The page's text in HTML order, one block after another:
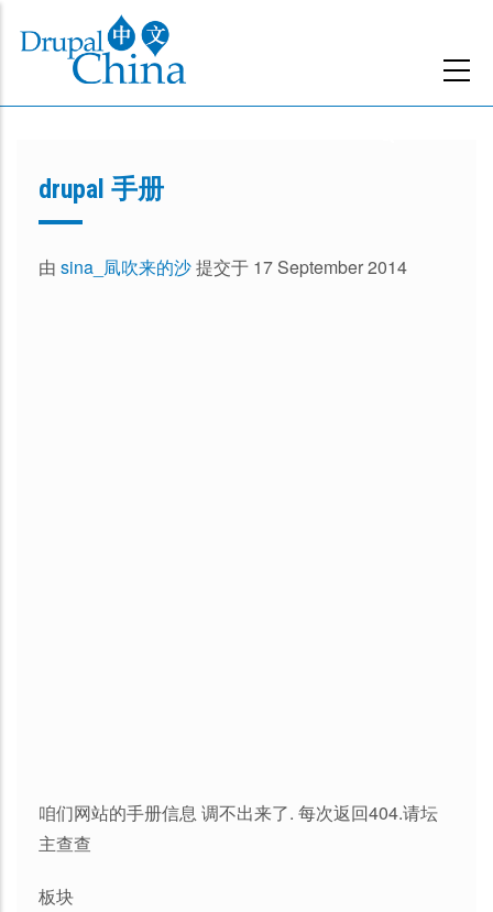
主
drupal 手册
由 sina_凬吹来的沙提交于 17 September 2014
咱们网站的手册信息 调不出来了. 每次返回404.请坛
主查查
板块